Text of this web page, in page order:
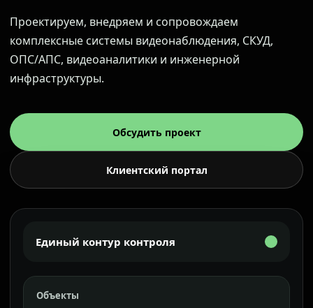
Проектируем, внедряем и сопровождаем
комплексные системы видеонаблюдения, СКУД,
ОПС/АПС, видеоаналитики и инженерной
инфраструктуры.
Обсудить проект
Клиентский портал
Единый контур контроля
Объекты